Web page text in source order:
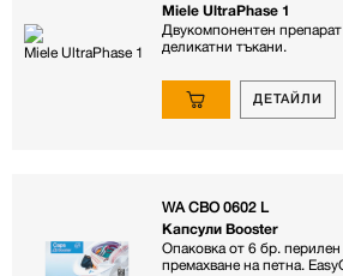
Miele UltraPhase 1
Двукомпонентен
деликатни тъкани.
ДЕТАЙЛИ
WA CBO 0602 L
Капсули Booster
Опаковка от 6 бр. перилен
премахване на петна.